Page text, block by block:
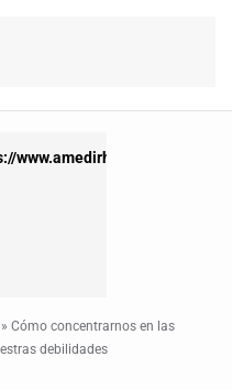
www.amedirh.com.mx
Cómo concentrarnos en las
debilidades